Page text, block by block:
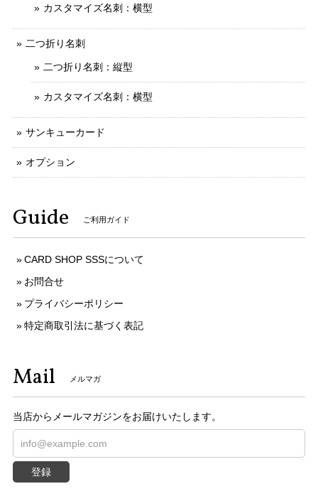
カスタマイズ名刺：横型
二つ折り名刺
二つ折り名刺：縦型
カスタマイズ名刺：横型
サンキューカード
オプション
Guide ご利用ガイド
CARD SHOP SSSについて
お問合せ
プライバシーポリシー
特定商取引法に基づく表記
Mail メルマガ
当店からメールマガジンをお届けいたします。
登録